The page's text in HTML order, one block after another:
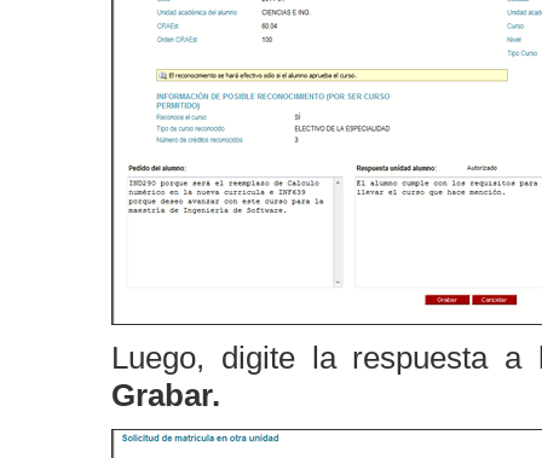
Luego, digite la respuesta
Grabar.